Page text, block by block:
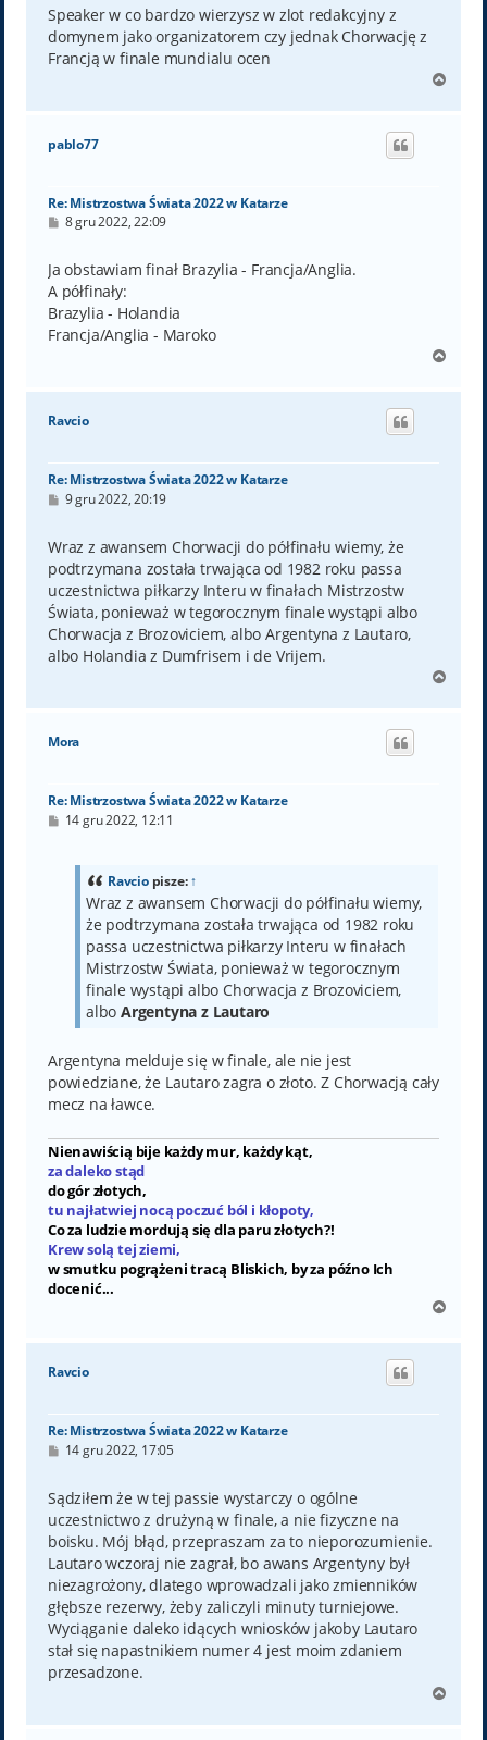
t
Speaker w co bardzo wierzysz w zlot redakcyjny z
domynem jako organizatorem czy jednak Chorwację z
Francją w finale mundialu ocen
g
pablo77
Re: Mistrzostwa Świata 2022 w Katarze
P
t
8 gru 2022, 22:09
Ja obstawiam finał Brazylia - Francja/Anglia.
A półfinały:
Brazylia - Holandia
Francja/Anglia - Maroko
g
Ravcio
Re: Mistrzostwa Świata 2022 w Katarze
P
t
9 gru 2022, 20:19
Wraz z awansem Chorwacji do półfinału wiemy, że
podtrzymana została trwająca od 1982 roku passa
uczestnictwa piłkarzy Interu w finałach Mistrzostw
Świata, ponieważ w tegorocznym finale wystąpi albo
Chorwacja z Brozoviciem, albo Argentyna z Lautaro,
albo Holandia z Dumfrisem i de Vrijem.
g
Mora
Re: Mistrzostwa Świata 2022 w Katarze
P14 gru 2022, 12:11
Ravciopisze:↑
Wraz z awansem Chorwacji do półfinału wiemy,
że podtrzymana została trwająca od 1982 roku
passa uczestnictwa piłkarzy Interu w finałach
Mistrzostw Świata, ponieważ w tegorocznym
finale wystąpi albo Chorwacja z Brozoviciem,
albo Argentyna z Lautaro
Argentyna melduje się w finale, ale nie jest
powiedziane, że Lautaro zagra o złoto. Z Chorwacją cały
mecz na ławce.
Nienawiścią bije każdy mur, każdy kąt,
za daleko stąd
do gór złotych,
tu najłatwiej nocą poczuć ból i kłopoty,
Co za ludzie mordują się dla paru złotych?!
Krew solą tej ziemi,
w smutku pogrążeni tracą Bliskich, by za późno Ich
docenić...
g
Ravcio
Re: Mistrzostwa Świata 2022 w Katarze
P
t
14 gru 2022, 17:05
Sądziłem że w tej passie wystarczy o ogólne
uczestnictwo z drużyną w finale, a nie fizyczne na
boisku. Mój błąd, przepraszam za to nieporozumienie.
Lautaro wczoraj nie zagrał, bo awans Argentyny był
niezagrożony, dlatego wprowadzali jako zmienników
głębsze rezerwy, żeby zaliczyli minuty turniejowe.
Wyciąganie daleko idących wniosków jakoby Lautaro
stał się napastnikiem numer 4 jest moim zdaniem
przesadzone.
g